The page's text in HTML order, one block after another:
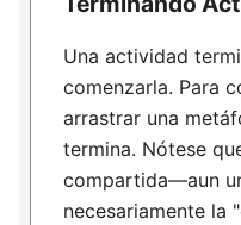
Una actividad
comenzarla. Para
arrastrar una
termina. Nótese
compartida—aun
necesariamente la